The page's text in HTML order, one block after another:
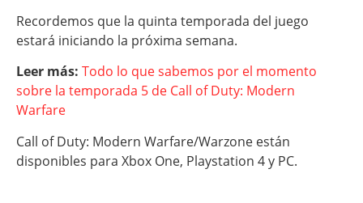
Recordemos que la quinta temporada del juego
estará iniciando la próxima semana.
Leer más: Todo lo que sabemos por el momento
sobre la temporada 5 de Call of Duty: Modern
Warfare
Call of Duty: Modern Warfare/Warzone están
disponibles para Xbox One, Playstation 4 y PC.